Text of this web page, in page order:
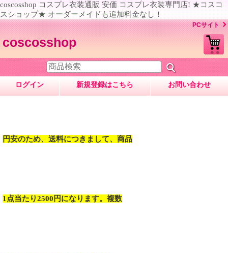
coscosshop コスプレ衣装通販 安価 コスプレ衣装専門店! ★コスコ
スショップ★ オーダーメイドも追加料金なし！
PCサイト
coscosshop
ログイン 新規登録はこちら お問い合わせ
円安のため、送料につきまして、商品
1点当たり2500円になります。複数